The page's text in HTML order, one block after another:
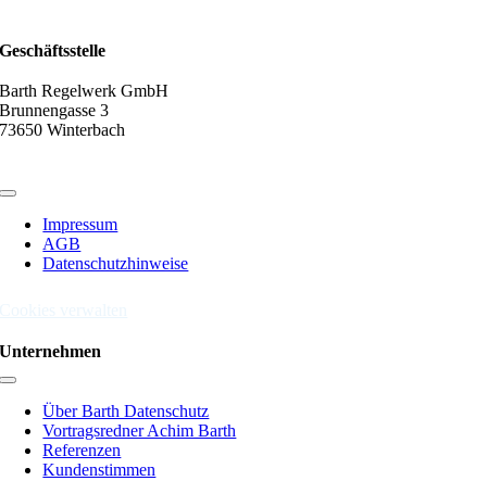
Geschäftsstelle
Barth Regelwerk GmbH
Brunnengasse 3
73650 Winterbach
Toggle
NavigationImpressum
AGB
Datenschutzhinweise
Unternehmen
Toggle
NavigationÜber Barth Datenschutz
Vortragsredner Achim Barth
Referenzen
Kundenstimmen